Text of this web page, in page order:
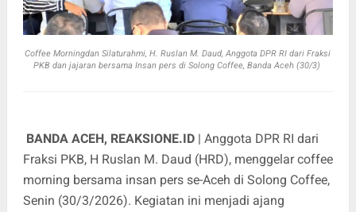
Coffee Morningdan Silaturahmi, H. Ruslan M. Daud, Anggota DPR RI dari Fraksi
PKB dan jajaran bersama Insan pers di Solong Coffee, Banda Aceh (30/3)
BANDA ACEH, REAKSIONE.ID | Anggota DPR RI dari
Fraksi PKB, H Ruslan M. Daud (HRD), menggelar coffee
morning bersama insan pers se-Aceh di Solong Coffee,
Senin (30/3/2026). Kegiatan ini menjadi ajang